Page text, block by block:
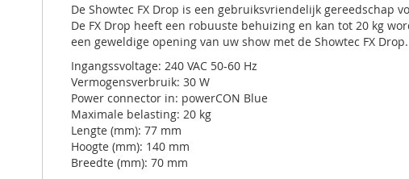
De Showtec FX Drop is een gebruiksvriendelijk gereedschap
De FX Drop heeft een robuuste behuizing en kan tot 20 kg
een geweldige opening van uw show met de Showtec FX Drop.
Ingangssvoltage: 240 VAC 50-60 Hz
Vermogensverbruik: 30 W
Power connector in: powerCON Blue
Maximale belasting: 20 kg
Lengte (mm): 77 mm
Hoogte (mm): 140 mm
Breedte (mm): 70 mm